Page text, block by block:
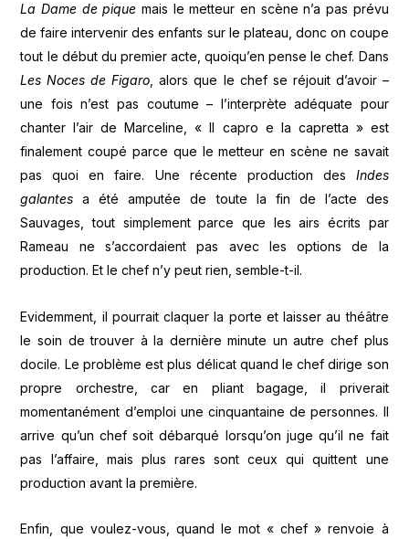
La Dame de piquemais le metteur en scène n’a pas prévu
de faire intervenir des enfants sur le plateau, donc on coupe
tout le début du premier acte, quoiqu’en pense le chef. Dans
Les Noces de Figaro , alors que le chef se réjouit d’avoir –
une fois n’est pas coutume – l’interprète adéquate pour
chanter l’air de Marceline, « Il capro e la capretta » est
finalement coupé parce que le metteur en scène ne savait
pas quoi en faire. Une récente production des Indes
galantes a été amputée de toute la fin de l’acte des
Sauvages, tout simplement parce que les airs écrits par
Rameau ne s’accordaient pas avec les options de la
production. Et le chef n’y peut rien, semble-t-il.
Evidemment, il pourrait claquer la porte et laisser au théâtre
le soin de trouver à la dernière minute un autre chef plus
docile. Le problème est plus délicat quand le chef dirige son
propre orchestre, car en pliant bagage, il priverait
momentanément d’emploi une cinquantaine de personnes. Il
arrive qu’un chef soit débarqué lorsqu’on juge qu’il ne fait
pas l’affaire, mais plus rares sont ceux qui quittent une
production avant la première.
Enfin, que voulez-vous, quand le mot « chef » renvoie à